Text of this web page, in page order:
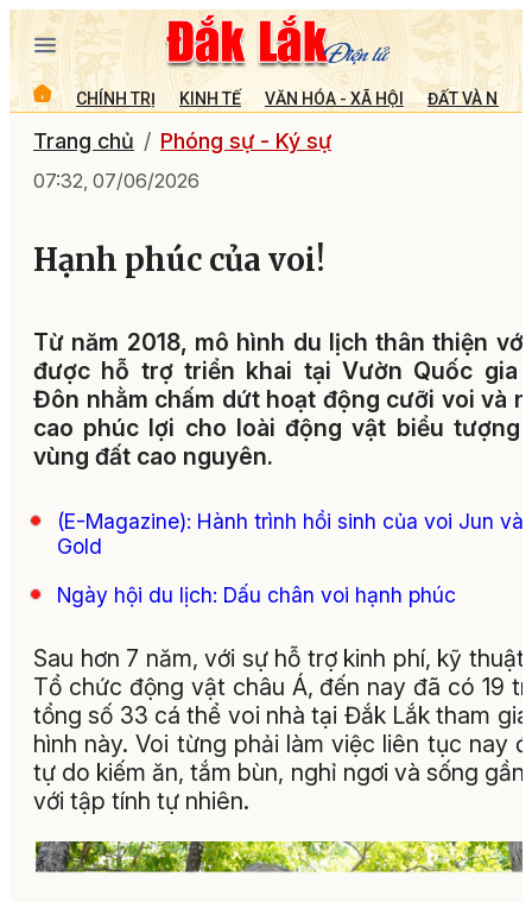
CHÍNH TRỊ KINH TẾ VĂN HÓA - XÃ HỘI ĐẤT VÀ
Trang chủ Phóng sự - Ký sự
07:32, 07/06/2026
Hạnh phúc của voi!
Từ năm 2018, mô hình du lịch thân thiện
được hỗ trợ triển khai tại Vườn Quốc gia
Đôn nhằm chấm dứt hoạt động cưỡi voi và
cao phúc lợi cho loài động vật biểu tượng
vùng đất cao nguyên.
(E-Magazine): Hành trình hồi sinh của voi Jun và
Gold
Ngày hội du lịch: Dấu chân voi hạnh phúc
Sau hơn 7 năm, với sự hỗ trợ kinh phí, kỹ thuật
Tổ chức động vật châu Á, đến nay đã có 19
tổng số 33 cá thể voi nhà tại Đắk Lắk tham
hình này. Voi từng phải làm việc liên tục nay
tự do kiếm ăn, tắm bùn, nghỉ ngơi và sống gần
với tập tính tự nhiên.